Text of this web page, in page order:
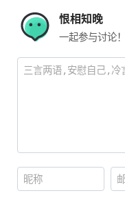
恨相知晚
一起参与讨论！